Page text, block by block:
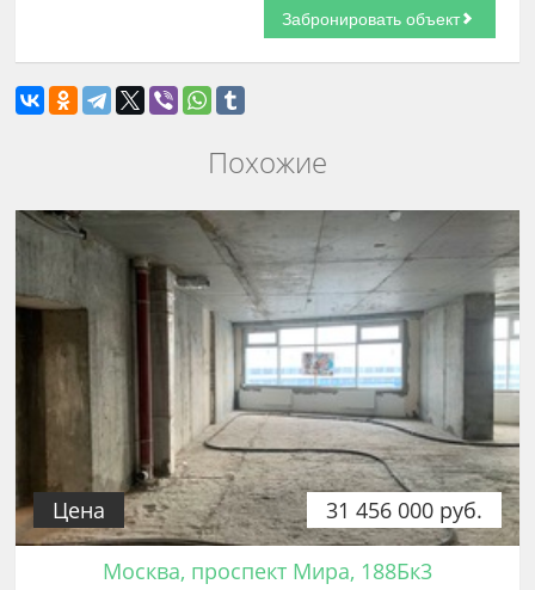
Похожие
31 456 000 руб.
Цена
Москва, проспект Мира, 188Бк3